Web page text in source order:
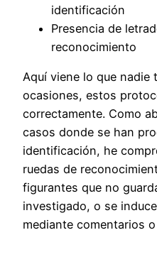
identificación
Presencia de
reconocimiento
Aquí viene lo que nadie
ocasiones, estos
correctamente. Como
casos donde se han
identificación, he
ruedas de
figurantes que no
investigado, o se
mediante comentarios